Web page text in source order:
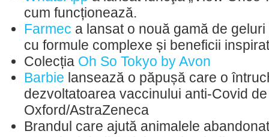
cum funcționează.
Farmec a lansat o nouă gamă de
cu formule complexe și beneficii
Colecția Oh So Tokyo by Avon
Barbie lansează o păpușă care o
dezvoltatoarea vaccinului anti-Covid
Oxford/AstraZeneca
Brandul care ajută animalele